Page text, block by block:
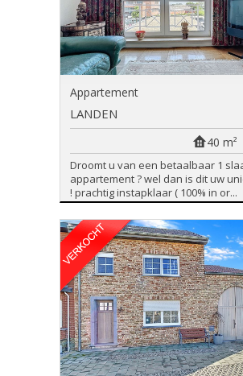
Appartement
LANDEN
40 m²
Droomt u van een betaalbaar 1
appartement ? wel dan is dit uw
! prachtig instapklaar ( 100% in or...